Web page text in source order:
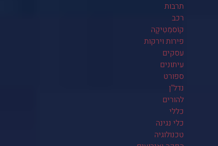
תרבות
רכב
קוֹסמֵטִיקָה
פירות וירקות
עסקים
עיתונים
ספורט
נדל"ן
להורים
כללי
כלי נגינה
טכנולוגיה